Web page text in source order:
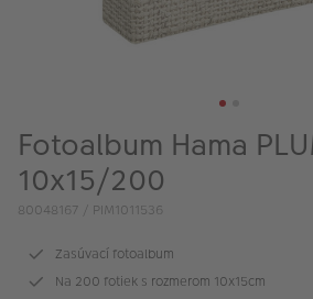
Fotoalbum Hama
10x15/200
80048167 / PIM1011536
Zasúvací fotoalbum
Na 200 fotiek s rozmerom 10x15cm